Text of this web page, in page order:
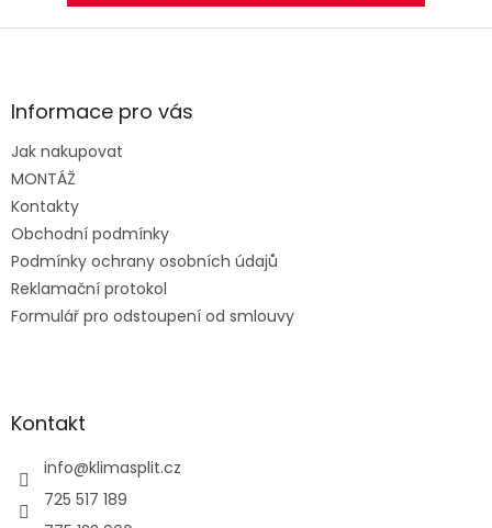
Z
aInformace pro vás
Jak nakupovat
MONTÁŽ
Kontakty
Obchodní podmínky
Podmínky ochrany osobních údajů
Reklamační protokol
Formulář pro odstoupení od smlouvy
Kontakt
info@klimasplit.cz
725 517 189